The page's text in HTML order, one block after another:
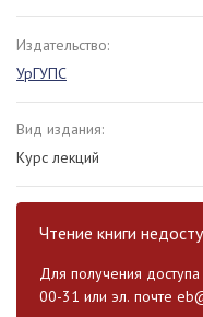
Издательство:
УрГУПС
Вид издания:
Курс лекций
Чтение книги
Для получения
00-31 или эл. почте